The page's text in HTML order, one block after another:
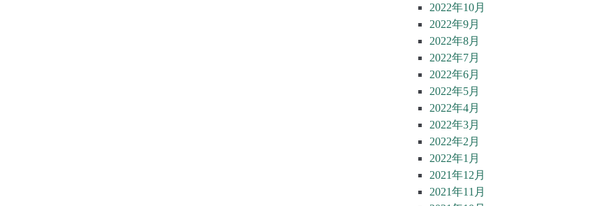
2022年10月
2022年9月
2022年8月
2022年7月
2022年6月
2022年5月
2022年4月
2022年3月
2022年2月
2022年1月
2021年12月
2021年11月